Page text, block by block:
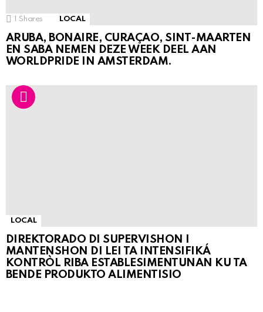
Shares LOCAL
ARUBA, BONAIRE, CURAÇAO, SINT-MAARTEN
EN SABA NEMEN DEZE WEEK DEEL AAN
WORLDPRIDE IN AMSTERDAM.
LOCAL
DIREKTORADO DI SUPERVISHON I
MANTENSHON DI LEI TA INTENSIFIKÁ
KONTRÒL RIBA ESTABLESIMENTUNAN KU TA
BENDE PRODUKTO ALIMENTISIO